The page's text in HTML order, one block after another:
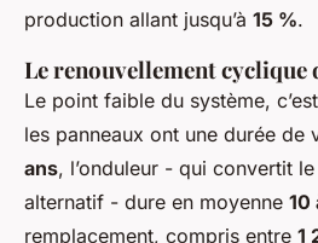
production allant jusqu’à 15 %.
Le renouvellement cyclique
Le point faible du système,
les panneaux ont une durée de
ans, l’onduleur - qui convertit
alternatif - dure en moyenne 10
remplacement, compris entre 1